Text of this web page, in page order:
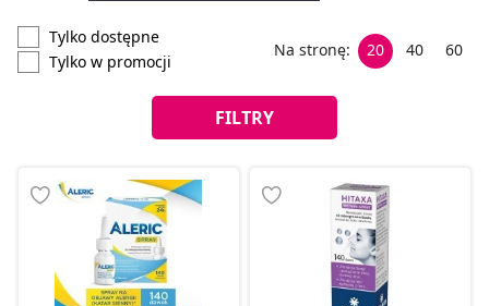
Tylko dostępne
Tylko w promocji
Na stronę: 20 40 60
FILTRY